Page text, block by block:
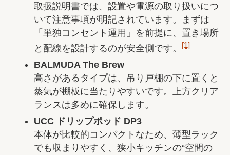
取扱説明書では、設置や電源の取り扱いにつ
いて注意事項が明記されています。まずは
「単独コンセント運用」を前提に、置き場所
と配線を設計するのが安全側です。
[1]
BALMUDA The Brew
高さがあるタイプは、吊り戸棚の下に置くと
蒸気が棚板に当たりやすいです。上方クリア
ランスは多めに確保します。
UCC ドリップポッド DP3
本体が比較的コンパクトなため、薄型ラック
でも収まりやすく、狭小キッチンの“空間の